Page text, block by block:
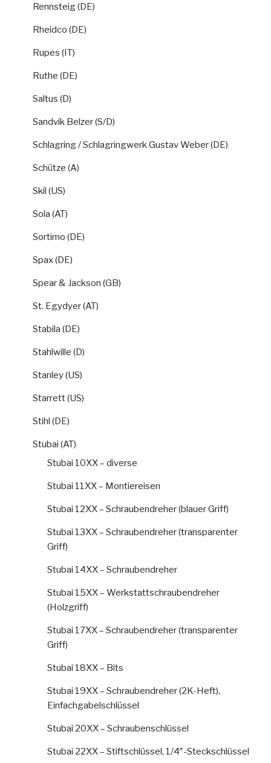
Rennsteig (DE)
Rheidco (DE)
Rupes (IT)
Ruthe (DE)
Saltus (D)
Sandvik Belzer (S/D)
Schlagring / Schlagringwerk Gustav Weber (DE)
Schütze (A)
Skil (US)
Sola (AT)
Sortimo (DE)
Spax (DE)
Spear & Jackson (GB)
St. Egydyer (AT)
Stabila (DE)
Stahlwille (D)
Stanley (US)
Starrett (US)
Stihl (DE)
Stubai (AT)
Stubai 10XX – diverse
Stubai 11XX – Montiereisen
Stubai 12XX – Schraubendreher (blauer Griff)
Stubai 13XX – Schraubendreher (transparenter
Griff)
Stubai 14XX – Schraubendreher
Stubai 15XX – Werkstattschraubendreher
(Holzgriff)
Stubai 17XX – Schraubendreher (transparenter
Griff)
Stubai 18XX – Bits
Stubai 19XX – Schraubendreher (2K-Heft),
Einfachgabelschlüssel
Stubai 20XX – Schraubenschlüssel
Stubai 22XX – Stiftschlüssel, 1/4″-Steckschlüssel